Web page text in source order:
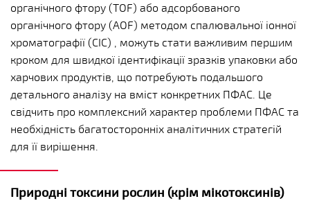
органічного фтору (TOF) або адсорбованого
органічного фтору (AOF) методом спалювальної іонної
хроматографії (CIC) , можуть стати важливим першим
кроком для швидкої ідентифікації зразків упаковки або
харчових продуктів, що потребують подальшого
детального аналізу на вміст конкретних ПФАС. Це
свідчить про комплексний характер проблеми ПФАС та
необхідність багатосторонніх аналітичних стратегій
для її вирішення.
Природні токсини рослин (крім мікотоксинів)